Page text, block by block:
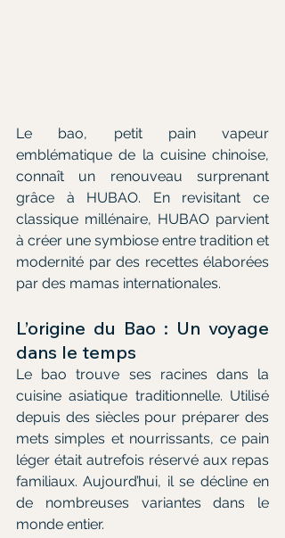
Le bao, petit pain vapeur
emblématique de la cuisine chinoise,
connaît un renouveau surprenant
grâce à HUBAO. En revisitant ce
classique millénaire, HUBAO parvient
à créer une symbiose entre tradition et
modernité par des recettes élaborées
par des mamas internationales.
L’origine du Bao : Un voyage
dans le temps
Le bao trouve ses racines dans la
cuisine asiatique traditionnelle. Utilisé
depuis des siècles pour préparer des
mets simples et nourrissants, ce pain
léger était autrefois réservé aux repas
familiaux. Aujourd’hui, il se décline en
de nombreuses variantes dans le
monde entier.